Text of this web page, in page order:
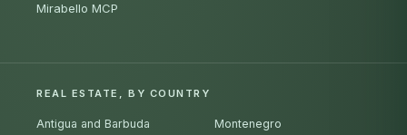
Mirabello MCP
REAL ESTATE, BY COUNTRY
Antigua and Barbuda Montenegro